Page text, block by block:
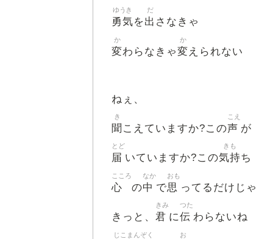
勇気
ゆうき
を出
だ
さなきゃ
変
か
わらなきゃ変
か
えられない
ねぇ、
聞
き
こえていますか?この声
こえ
が
届
とど
いていますか?この気持
きも
ち
心
こころ
の中
なか
で思
おも
ってるだけじゃ
きっと、 君
きみ
に伝
つた
わらないね
じこまんぞく お